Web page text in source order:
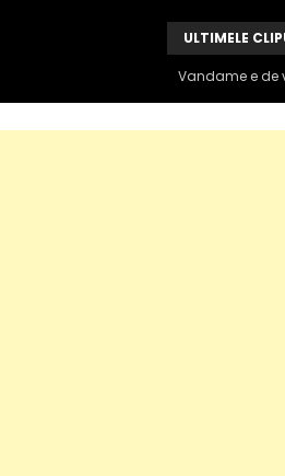
ULTIMELE
Noi suntem români,Nu suntem